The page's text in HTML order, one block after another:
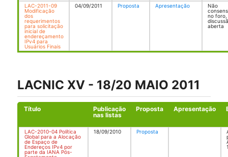
LAC-2011-09
Modificação
dos
requerimentos
para solicitação
inicial de
endereçamento
IPv4 para
Usuários Finais
04/09/2011 Proposta Apresentação
Não
no foro,
aberta
LACNIC XV - 18/20 MAIO 2011
Título
Publicação
nas listas
Proposta Apresentação
LAC-2010-04 Política
Global para a Alocação
de Espaço de
Endereços IPv4 por
parte da IANA Pós-
18/09/2010 Proposta